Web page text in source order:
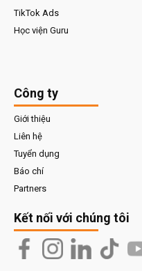
TikTok Ads
Học viện Guru
Công ty
Giới thiệu
Liên hệ
Tuyển dụng
Báo chí
Partners
Kết nối với chúng tôi